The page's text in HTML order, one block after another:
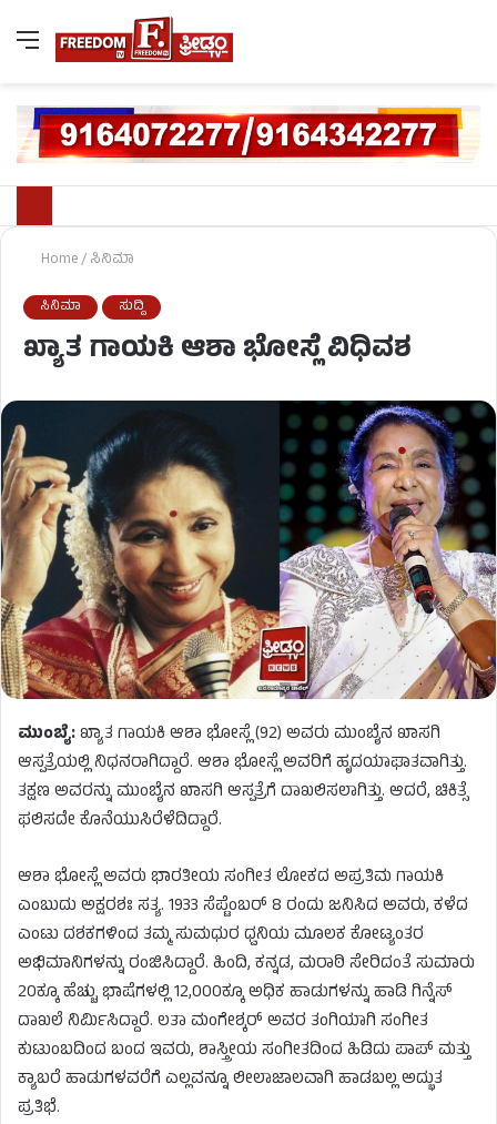
Home/ಸಿನಿಮಾ
ಸಿನಿಮಾ ಸುದ್ದಿ
ಖ್ಯಾತ ಗಾಯಕಿ ಆಶಾ ಭೋಸ್ಲೆ ವಿಧಿವಶ
ಮುಂಬೈ:ಖ್ಯಾತ ಗಾಯಕಿ ಆಶಾ ಭೋಸ್ಲೆ (92) ಅವರು ಮುಂಬೈನ ಖಾಸಗಿ
ಆಸ್ಪತ್ರೆಯಲ್ಲಿ ನಿಧನರಾಗಿದ್ದಾರೆ. ಆಶಾ ಭೋಸ್ಲೆ ಅವರಿಗೆ ಹೃದಯಾಘಾತವಾಗಿತ್ತು.
ತಕ್ಷಣ ಅವರನ್ನು ಮುಂಬೈನ ಖಾಸಗಿ ಆಸ್ಪತ್ರೆಗೆ ದಾಖಲಿಸಲಾಗಿತ್ತು. ಆದರೆ, ಚಿಕಿತ್ಸೆ
ಫಲಿಸದೇ ಕೊನೆಯುಸಿರೆಳೆದಿದ್ದಾರೆ.
ಆಶಾ ಭೋಸ್ಲೆ ಅವರು ಭಾರತೀಯ ಸಂಗೀತ ಲೋಕದ ಅಪ್ರತಿಮ ಗಾಯಕಿ
ಎಂಬುದು ಅಕ್ಷರಶಃ ಸತ್ಯ. 1933 ಸೆಪ್ಟೆಂಬರ್ 8 ರಂದು ಜನಿಸಿದ ಅವರು, ಕಳೆದ
ಎಂಟು ದಶಕಗಳಿಂದ ತಮ್ಮ ಸುಮಧುರ ಧ್ವನಿಯ ಮೂಲಕ ಕೋಟ್ಯಂತರ
ಅಭಿಮಾನಿಗಳನ್ನು ರಂಜಿಸಿದ್ದಾರೆ. ಹಿಂದಿ, ಕನ್ನಡ, ಮರಾಠಿ ಸೇರಿದಂತೆ ಸುಮಾರು
20ಕ್ಕೂ ಹೆಚ್ಚು ಭಾಷೆಗಳಲ್ಲಿ 12,000ಕ್ಕೂ ಅಧಿಕ ಹಾಡುಗಳನ್ನು ಹಾಡಿ ಗಿನ್ನೆಸ್
ದಾಖಲೆ ನಿರ್ಮಿಸಿದ್ದಾರೆ. ಲತಾ ಮಂಗೇಶ್ಕರ್ ಅವರ ತಂಗಿಯಾಗಿ ಸಂಗೀತ
ಕುಟುಂಬದಿಂದ ಬಂದ ಇವರು, ಶಾಸ್ತ್ರೀಯ ಸಂಗೀತದಿಂದ ಹಿಡಿದು ಪಾಪ್ ಮತ್ತು
ಕ್ಯಾಬರೆ ಹಾಡುಗಳವರೆಗೆ ಎಲ್ಲವನ್ನೂ ಲೀಲಾಜಾಲವಾಗಿ ಹಾಡಬಲ್ಲ ಅದ್ಭುತ
ಪ್ರತಿಭೆ.